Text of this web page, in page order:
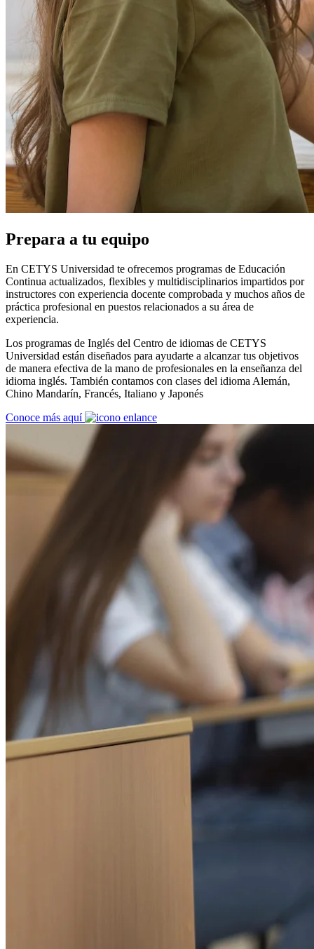
Prepara a tu equipo
En CETYS Universidad te ofrecemos programas de Educación
Continua actualizados, flexibles y multidisciplinarios impartidos por
instructores con experiencia docente comprobada y muchos años de
práctica profesional en puestos relacionados a su área de
experiencia.
Los programas de Inglés del Centro de idiomas de CETYS
Universidad están diseñados para ayudarte a alcanzar tus objetivos
de manera efectiva de la mano de profesionales en la enseñanza del
idioma inglés. También contamos con clases del idioma Alemán,
Chino Mandarín, Francés, Italiano y Japonés
Conoce más aquí